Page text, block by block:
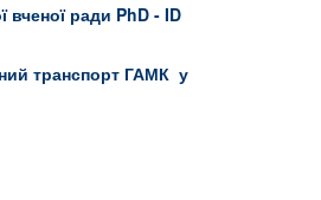
вченої ради PhD - ID
транспорт ГАМК у